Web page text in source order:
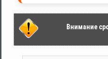
Внимание